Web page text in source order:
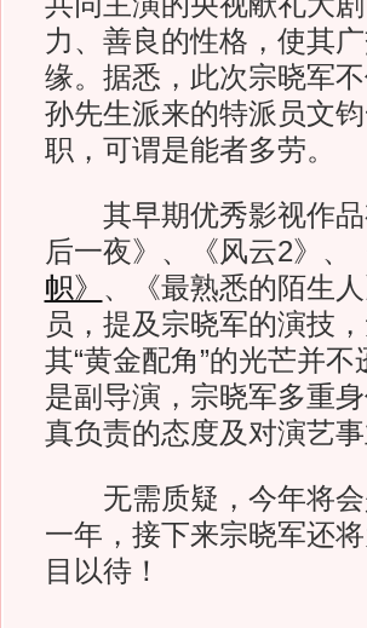
力、善良的性格，使其
缘。据悉，此次宗晓军
孙先生派来的特派员文
职，可谓是能者多劳。
其早期优秀影视作品
后一夜》、《风云2》、
帜》 、《最熟悉的陌生
员，提及宗晓军的演技
其“黄金配角”的光芒并
是副导演，宗晓军多重
真负责的态度及对演艺事
无需质疑，今年将会
一年，接下来宗晓军还
目以待！